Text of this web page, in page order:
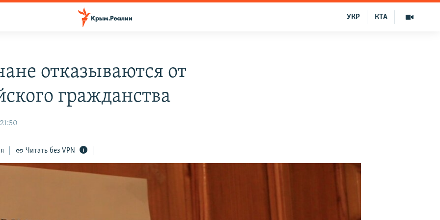
КТА
УКР
отказываются от
гражданства
Читать без VPN